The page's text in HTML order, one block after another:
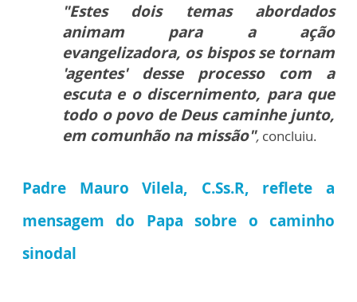
"Estes dois temas abordados
animam para a ação
evangelizadora, os bispos se tornam
'agentes' desse processo com a
escuta e o discernimento, para que
todo o povo de Deus caminhe junto,
em comunhão na missão", concluiu.
Padre Mauro Vilela, C.Ss.R, reflete a
mensagem do Papa sobre o caminho
sinodal